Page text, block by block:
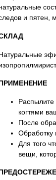
и пятен,
Распылите
когтями
После
Обработку
Для того
вещи,